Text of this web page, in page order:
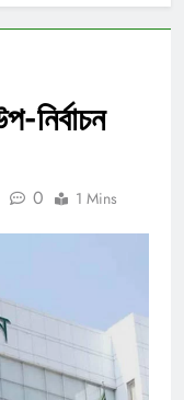
নির্বাচন
0 1 Mins